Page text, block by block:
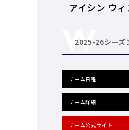
アイシン ウ
2025-26シーズ
チーム日程
チーム詳細
チーム公式サイト